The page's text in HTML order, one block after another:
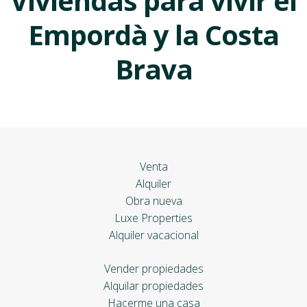
Empordà y la Costa
Brava
Venta
Alquiler
Obra nueva
Luxe Properties
Alquiler vacacional
Vender propiedades
Alquilar propiedades
Hacerme una casa